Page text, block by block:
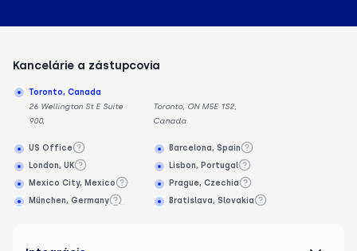
Kancelárie a zástupcovia
Toronto, Canada
26 Wellington St E Suite
900,
Toronto, ON M5E 1S2,
Canada
US Office
London, UK
Mexico City, Mexico
München, Germany
Barcelona, Spain
Lisbon, Portugal
Prague, Czechia
Bratislava, Slovakia